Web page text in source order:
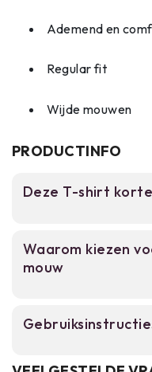
Ademend en
Regular fit
Wijde mouwen
PRODUCTINFO
Deze T-shirt
shirt zoekt. Dit
outdoor
Waarom kiezen
mouw
100% katoen
Regular fit in
Draag het shirt